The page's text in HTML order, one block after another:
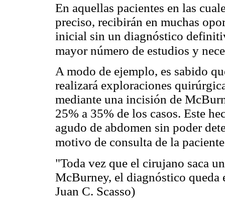
En aquellas pacientes en las
preciso, recibirán en muchas
inicial sin un diagnóstico
mayor número de estudios y
A modo de ejemplo, es sabido
realizará exploraciones
mediante una incisión de
25% a 35% de los casos. Este
agudo de abdomen sin poder
motivo de consulta de la
"Toda vez que el cirujano saca
McBurney, el diagnóstico queda
Juan C. Scasso)